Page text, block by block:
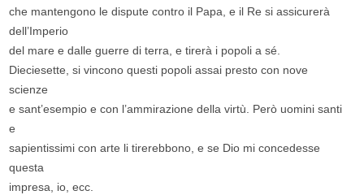
che mantengono le dispute contro il Papa, e il Re si assicurerà
dell’Imperio
del mare e dalle guerre di terra, e tirerà i popoli a sé.
Dieciesette, si vincono questi popoli assai presto con nove
scienze
e sant’esempio e con l’ammirazione della virtù. Però uomini santi
e
sapientissimi con arte li tirerebbono, e se Dio mi concedesse
questa
impresa, io, ecc.